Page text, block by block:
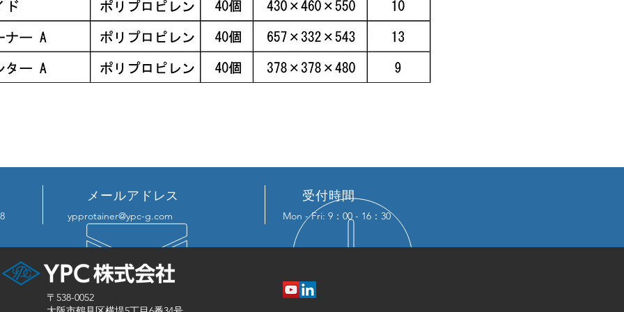
メールアドレス
ypprotainer@ypc-g.com
受付時間
Mon - Fri: 9：00 - 16：30
〒538-0052